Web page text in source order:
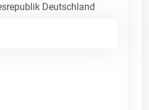
Deutschland